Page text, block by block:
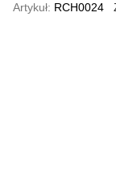
Artykuł: RCH0024